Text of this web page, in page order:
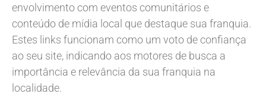
envolvimento com eventos comunitários e
conteúdo de mídia local que destaque sua franquia.
Estes links funcionam como um voto de confiança
ao seu site, indicando aos motores de busca a
importância e relevância da sua franquia na
localidade.